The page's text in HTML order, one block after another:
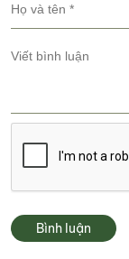
Bình luận